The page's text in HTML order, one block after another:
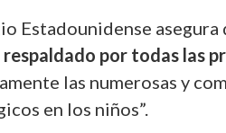
Estadounidense asegura
respaldado por todas las
las numerosas y
en los niños”.